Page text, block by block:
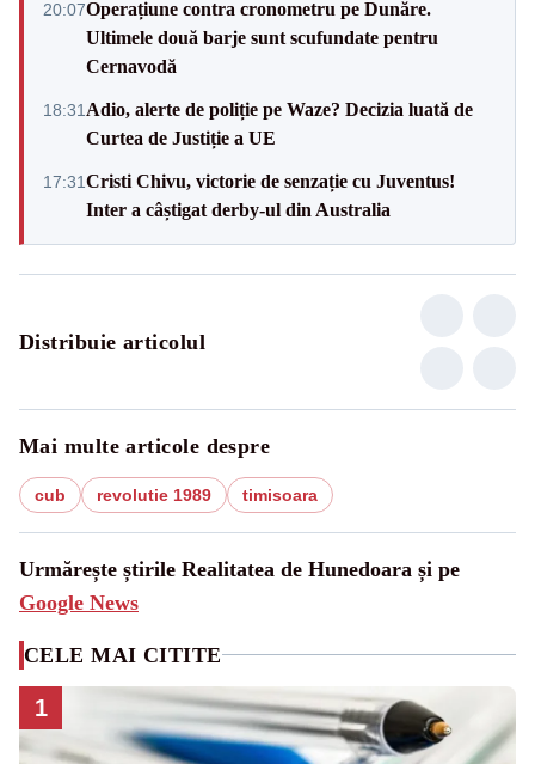
20:07Operațiune contra cronometru pe Dunăre.
Ultimele două barje sunt scufundate pentru
Cernavodă
18:31 Adio, alerte de poliție pe Waze? Decizia luată de
Curtea de Justiție a UE
17:31Cristi Chivu, victorie de senzație cu Juventus!
Inter a câștigat derby-ul din Australia
Distribuie articolul
Mai multe articole despre
cub revolutie 1989 timisoara
Urmărește știrile Realitatea de Hunedoara și pe
Google News
CELE MAI CITITE
1